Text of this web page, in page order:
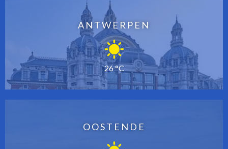
ANTWERPEN
26 °C
OOSTENDE